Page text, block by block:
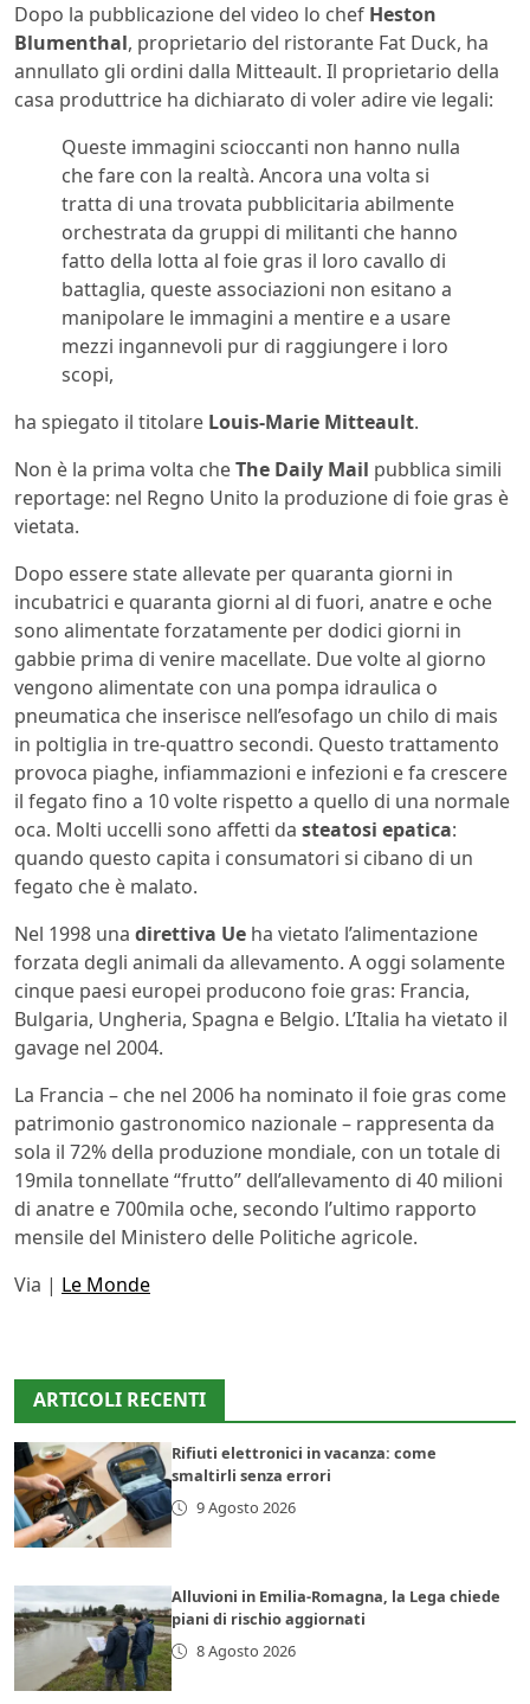
Dopo la pubblicazione del video lo chef Heston
Blumenthal, proprietario del ristorante Fat Duck, ha
annullato gli ordini dalla Mitteault. Il proprietario della
casa produttrice ha dichiarato di voler adire vie legali:
Queste immagini scioccanti non hanno nulla
che fare con la realtà. Ancora una volta si
tratta di una trovata pubblicitaria abilmente
orchestrata da gruppi di militanti che hanno
fatto della lotta al foie gras il loro cavallo di
battaglia, queste associazioni non esitano a
manipolare le immagini a mentire e a usare
mezzi ingannevoli pur di raggiungere i loro
scopi,
ha spiegato il titolare Louis-Marie Mitteault.
Non è la prima volta cheThe Daily Mail pubblica simili
reportage: nel Regno Unito la produzione di foie gras è
vietata.
Dopo essere state allevate per quaranta giorni in
incubatrici e quaranta giorni al di fuori, anatre e oche
sono alimentate forzatamente per dodici giorni in
gabbie prima di venire macellate. Due volte al giorno
vengono alimentate con una pompa idraulica o
pneumatica che inserisce nell’esofago un chilo di mais
in poltiglia in tre-quattro secondi. Questo trattamento
provoca piaghe, infiammazioni e infezioni e fa crescere
il fegato fino a 10 volte rispetto a quello di una normale
oca. Molti uccelli sono affetti da steatosi epatica:
quando questo capita i consumatori si cibano di un
fegato che è malato.
Nel 1998 una direttiva Ue ha vietato l’alimentazione
forzata degli animali da allevamento. A oggi solamente
cinque paesi europei producono foie gras: Francia,
Bulgaria, Ungheria, Spagna e Belgio. L’Italia ha vietato il
gavage nel 2004.
La Francia – che nel 2006 ha nominato il foie gras come
patrimonio gastronomico nazionale – rappresenta da
sola il 72% della produzione mondiale, con un totale di
19mila tonnellate “frutto” dell’allevamento di 40 milioni
di anatre e 700mila oche, secondo l’ultimo rapporto
mensile del Ministero delle Politiche agricole.
Via | Le Monde
ARTICOLI RECENTI
Rifiuti elettronici in vacanza: come
smaltirli senza errori
9 Agosto 2026
Alluvioni in Emilia-Romagna, la Lega chiede
piani di rischio aggiornati
8 Agosto 2026